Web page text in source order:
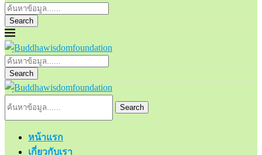
Search
Search
Search
หน้าแรก
เกี่ยวกับเรา